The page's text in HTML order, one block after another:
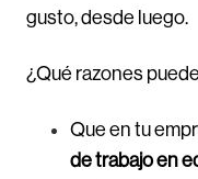
gusto, desde luego.
¿Qué razones
Que en tu
de trabajo en